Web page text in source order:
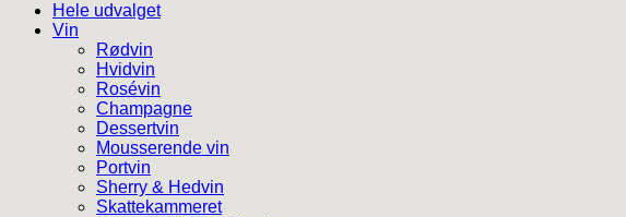
Hele udvalget
Vin
Rødvin
Hvidvin
Rosévin
Champagne
Dessertvin
Mousserende vin
Portvin
Sherry & Hedvin
Skattekammeret